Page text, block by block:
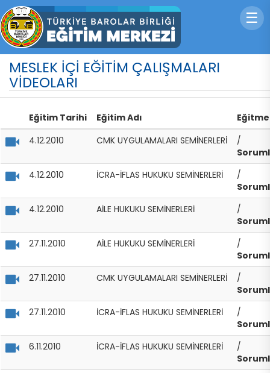
☰
MESLEK İÇİ EĞİTİM ÇALIŞMALARI
VİDEOLARI
Eğitim Tarihi Eğitim Adı
4.12.2010
CMK UYGULAMALARI SEMİNERLERİ
/
4.12.2010
İCRA-İFLAS HUKUKU SEMİNERLERİ
/
4.12.2010
AİLE HUKUKU SEMİNERLERİ
/
27.11.2010
AİLE HUKUKU SEMİNERLERİ
/
27.11.2010
CMK UYGULAMALARI SEMİNERLERİ
/
27.11.2010
İCRA-İFLAS HUKUKU SEMİNERLERİ
/
6.11.2010
İCRA-İFLAS HUKUKU SEMİNERLERİ
/